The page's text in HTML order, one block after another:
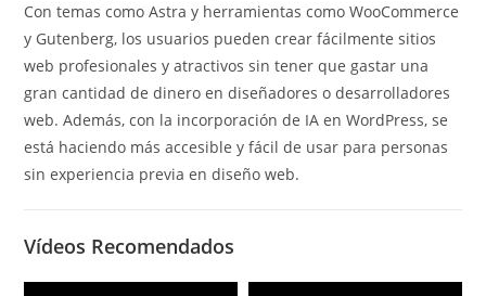
Con temas como Astra y herramientas como WooCommerce
y Gutenberg, los usuarios pueden crear fácilmente sitios
web profesionales y atractivos sin tener que gastar una
gran cantidad de dinero en diseñadores o desarrolladores
web. Además, con la incorporación de IA en WordPress, se
está haciendo más accesible y fácil de usar para personas
sin experiencia previa en diseño web.
Vídeos Recomendados